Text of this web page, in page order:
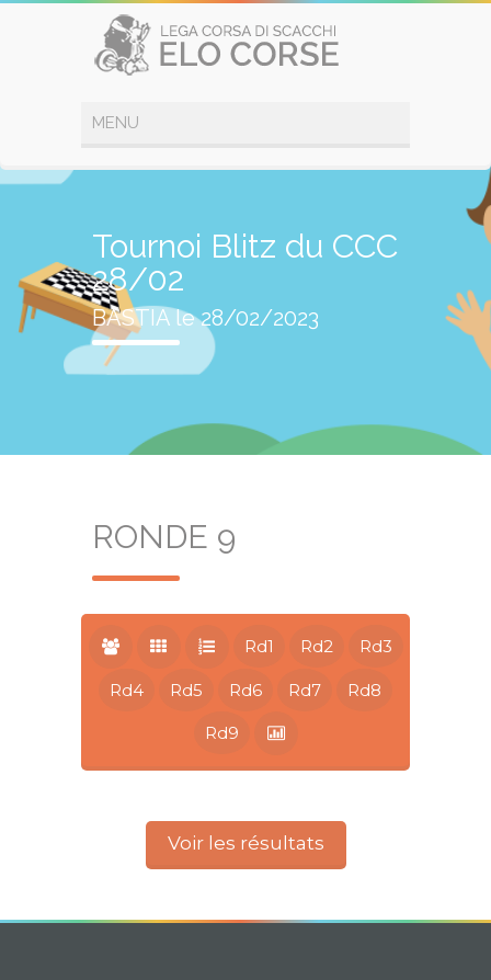
Tournoi Blitz du CCC
28/02
BASTIA le 28/02/2023
RONDE 9
Rd1 Rd2 Rd3
Rd4 Rd5 Rd6 Rd7 Rd8
Rd9
Voir les résultats